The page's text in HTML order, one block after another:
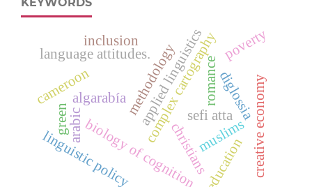
applied linguistics
methodology
complex cartography
biology of cognition
christiansmuslims
arabic
algarabía romancediglossia
linguistic policy
language attitudes.
education
cameroon
sefi atta
green
inclusion poverty
creative economy